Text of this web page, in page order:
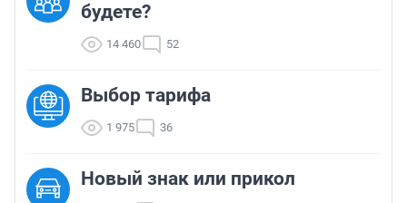
будете?
14 460 52
Выбор тарифа
1 975 36
Новый знак или прикол